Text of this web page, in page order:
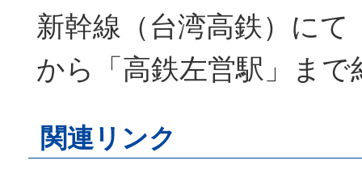
新幹線（台湾高鉄）にて
から「高鉄左営駅」まで
関連リンク